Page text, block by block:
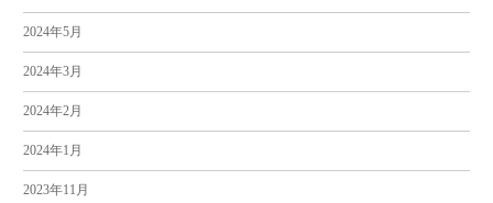
2024年5月
2024年3月
2024年2月
2024年1月
2023年11月